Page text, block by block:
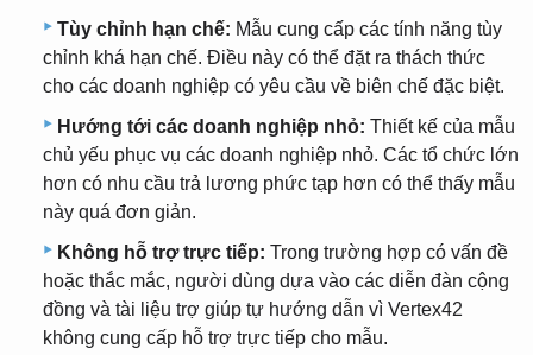
Tùy chỉnh hạn chế: Mẫu cung cấp các tính năng tùy
chỉnh khá hạn chế. Điều này có thể đặt ra thách thức
cho các doanh nghiệp có yêu cầu về biên chế đặc biệt.
Hướng tới các doanh nghiệp nhỏ: Thiết kế của mẫu
chủ yếu phục vụ các doanh nghiệp nhỏ. Các tổ chức lớn
hơn có nhu cầu trả lương phức tạp hơn có thể thấy mẫu
này quá đơn giản.
Không hỗ trợ trực tiếp: Trong trường hợp có vấn đề
hoặc thắc mắc, người dùng dựa vào các diễn đàn cộng
đồng và tài liệu trợ giúp tự hướng dẫn vì Vertex42
không cung cấp hỗ trợ trực tiếp cho mẫu.